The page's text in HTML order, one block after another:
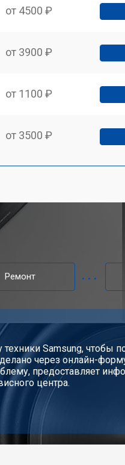
от 4500 ₽
от 3900 ₽
от 1100 ₽
от 3500 ₽
Ремонт
Samsung, чтобы
через онлайн-
предоставляет
центра.